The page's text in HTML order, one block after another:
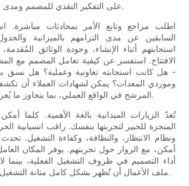
على التفكير النقدي للمصمم ومدى توافقه مع احتياجاتك.
اطلب مراجع وتابع الأمر بمحادثات مباشرة.
السابقين عن مدى التزامهم بالميزانية
استجابتهم أثناء الإنشاء، وجودة الوثائق
الافتتاح. استفسر عن كيفية تعامل المصمم مع
- هل كانت استجابته تعاونية وعملية؟ هل نسق
وموردي المعدات؟ يمكن لشهادات العملاء أن
المرشح في الواقع العملي، بما يتجاوز ما يُعرض في ملف أعماله.
تُعدّ الزيارات الميدانية بالغة الأهمية. كلما
المنجزة للخبير لتجربتها بنفسك. راقب انسيابية
ونظام الانتظار، والنظافة، وكفاءة التشغيل.
أمكن، مع الزوار حول تجربتهم. يوفر المكان
أداء التصميم في ظروف التشغيل الفعلية،
ملف الأعمال أن تُظهر بشكل كامل متانة التشغيل أو متطلبات الصيانة.